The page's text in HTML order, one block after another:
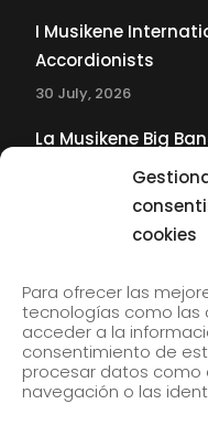
cookies
Para ofrecer las
tecnologías como las
acceder a la
consentimiento de
procesar datos
navegación o las
I Musikene
Accordionists
30 July, 2026
La Musikene Big
Tolliver en el 61
Subscribe to our
email.